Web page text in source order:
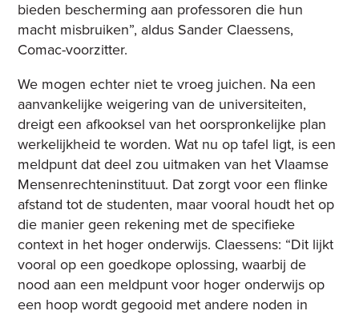
bieden bescherming aan professoren die hun
macht misbruiken”, aldus Sander Claessens,
Comac-voorzitter.
We mogen echter niet te vroeg juichen. Na een
aanvankelijke weigering van de universiteiten,
dreigt een afkooksel van het oorspronkelijke plan
werkelijkheid te worden. Wat nu op tafel ligt, is een
meldpunt dat deel zou uitmaken van het Vlaamse
Mensenrechteninstituut. Dat zorgt voor een flinke
afstand tot de studenten, maar vooral houdt het op
die manier geen rekening met de specifieke
context in het hoger onderwijs. Claessens: “Dit lijkt
vooral op een goedkope oplossing, waarbij de
nood aan een meldpunt voor hoger onderwijs op
een hoop wordt gegooid met andere noden in